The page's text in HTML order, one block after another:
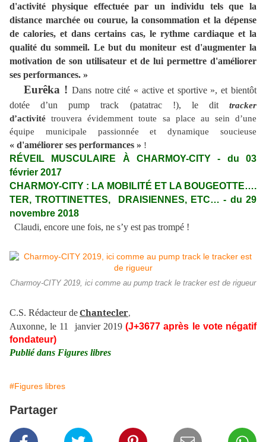
d'activité physique effectuée par un individu tels que la
distance marchée ou courue, la consommation et la dépense
de calories, et dans certains cas, le rythme cardiaque et la
qualité du sommeil. Le but du moniteur est d'augmenter la
motivation de son utilisateur et de lui permettre d'améliorer
ses performances. »
Eurêka ! Dans notre cité « active et sportive », et bientôt
dotée d’un pump track (patatrac !), le dittracker
d’activité trouvera évidemment toute sa place au sein d’une
équipe municipale passionnée et dynamique soucieuse
« d'améliorer ses performances » !
RÉVEIL MUSCULAIRE À CHARMOY-CITY - du 03
février 2017
CHARMOY-CITY : LA MOBILITÉ ET LA BOUGEOTTE….
TER, TROTTINETTES, DRAISIENNES, ETC… - du 29
novembre 2018
Claudi, encore une fois, ne s’y est pas trompé !
Charmoy-CITY 2019, ici comme au pump track le tracker est de rigueur
C.S. Rédacteur deChantecler,
Auxonne, le 11 janvier 2019(J+3677 après le vote négatif
fondateur)
Publié dans Figures libres
#Figures libres
Partager